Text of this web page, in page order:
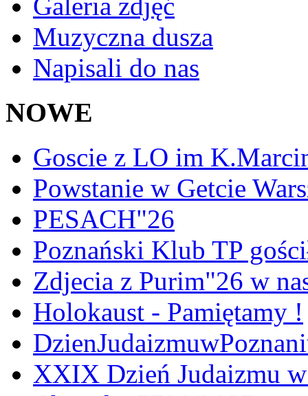
Galeria zdjęć
Muzyczna dusza
Napisali do nas
NOWE
Goscie z LO im
Powstanie w Getcie
PESACH"26
Poznański Klub TP
Zdjecia z Purim"26 w
Holokaust - Pamiętamy !
XXIX Dzień Judaizmu